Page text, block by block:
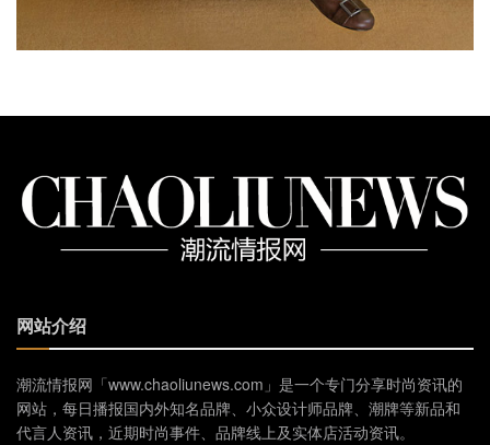
网站介绍
潮流情报网「www.chaoliunews.com」是一个专门分享时尚资讯的
网站，每日播报国内外知名品牌、小众设计师品牌、潮牌等新品和
代言人资讯，近期时尚事件、品牌线上及实体店活动资讯。